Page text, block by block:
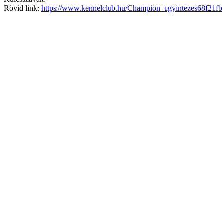
Rövid link: https://www.kennelclub.hu/